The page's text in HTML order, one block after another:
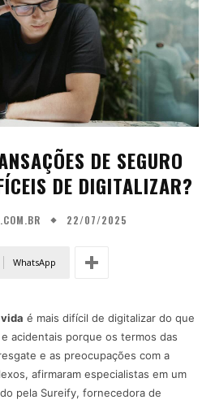
DE SEGURO
DE DIGITALIZAR?
22/07/2025
WhatsApp
é mais difícil de digitalizar do que
acidentais porque os termos das
e as preocupações com a
afirmaram especialistas em um
pela Sureify, fornecedora de